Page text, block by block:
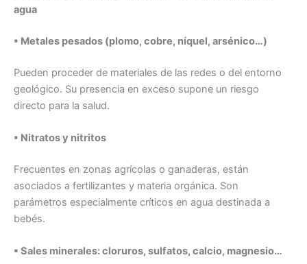
agua
▪ Metales pesados (plomo, cobre, níquel, arsénico…)
Pueden proceder de materiales de las redes o del entorno
geológico. Su presencia en exceso supone un riesgo
directo para la salud.
▪ Nitratos y nitritos
Frecuentes en zonas agrícolas o ganaderas, están
asociados a fertilizantes y materia orgánica. Son
parámetros especialmente críticos en agua destinada a
bebés.
▪ Sales minerales: cloruros, sulfatos, calcio, magnesio…